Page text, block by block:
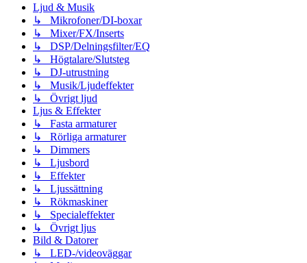
Ljud & Musik
↳ Mikrofoner/DI-boxar
↳ Mixer/FX/Inserts
↳ DSP/Delningsfilter/EQ
↳ Högtalare/Slutsteg
↳ DJ-utrustning
↳ Musik/Ljudeffekter
↳ Övrigt ljud
Ljus & Effekter
↳ Fasta armaturer
↳ Rörliga armaturer
↳ Dimmers
↳ Ljusbord
↳ Effekter
↳ Ljussättning
↳ Rökmaskiner
↳ Specialeffekter
↳ Övrigt ljus
Bild & Datorer
↳ LED-/videoväggar